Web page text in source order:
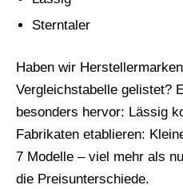
Sterntaler
Haben wir
Vergleichstabelle gelistet?
besonders hervor: Lässig
Fabrikaten etablieren:
7 Modelle – viel mehr als
die Preisunterschiede.